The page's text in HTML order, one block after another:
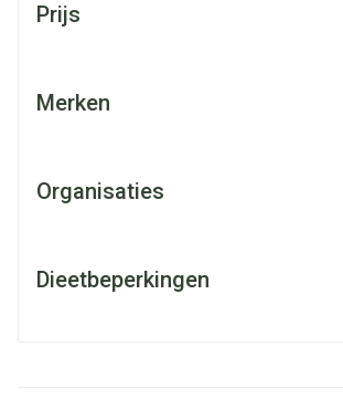
Prijs
Merken
Organisaties
Dieetbeperkingen